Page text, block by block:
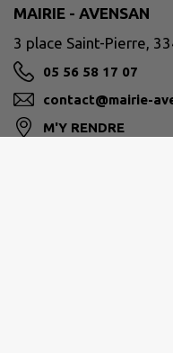
MAIRIE - AVENSAN
3 place Saint-Pierre,
05 56 58 17 07
contact@mairie-
M'Y RENDRE